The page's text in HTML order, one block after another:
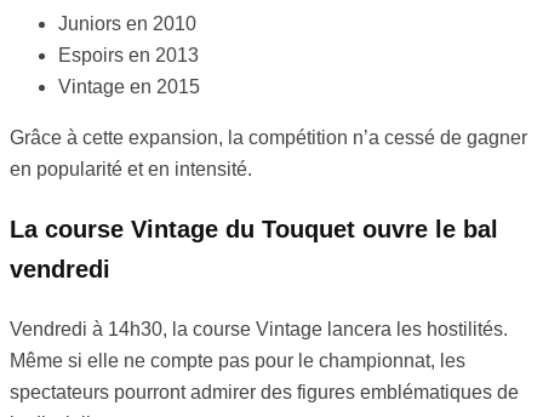
Juniors en 2010
Espoirs en 2013
Vintage en 2015
Grâce à cette expansion, la compétition n’a cessé de gagner
en popularité et en intensité.
La course Vintage du Touquet ouvre le bal
vendredi
Vendredi à 14h30, la course Vintage lancera les hostilités.
Même si elle ne compte pas pour le championnat, les
spectateurs pourront admirer des figures emblématiques de